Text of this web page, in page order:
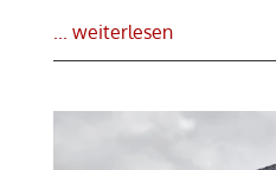
... weiterlesen